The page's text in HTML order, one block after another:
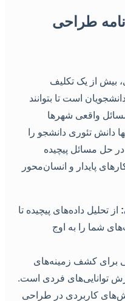
طراحی
از یک تکلیف
است تا بتوانند
واقعی شهرها
تئوری دانشجو را
مسائل پیچیده
پایدار و انسان‌محور
داده‌های پیچیده تا
را به اوج
کشف زمینه‌های
فردی است.
کاربردی در طراحی